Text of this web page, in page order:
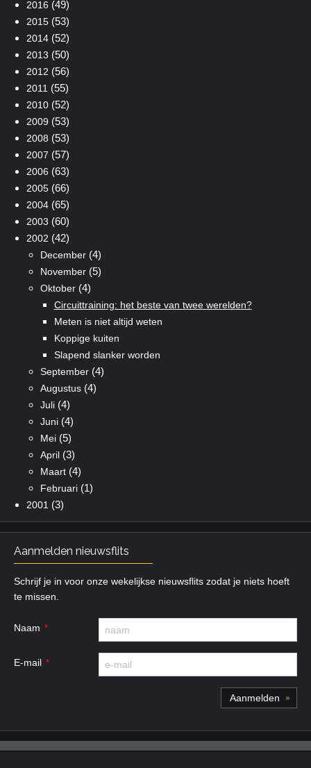
2016 (49)
2015(53)
2014(52)
2013 (50)
2012 (56)
2011 (55)
2010(52)
2009 (53)
2008 (53)
2007 (57)
2006 (63)
2005(66)
2004(65)
2003 (60)
2002 (42)
December(4)
November(5)
Oktober(4)
Circuittraining: het beste van twee werelden?
Meten is niet altijd weten
Koppige kuiten
Slapend slanker worden
September(4)
Augustus(4)
Juli(4)
Juni(4)
Mei(5)
April(3)
Maart(4)
Februari(1)
2001 (3)
Aanmelden nieuwsflits
Schrijf je in voor onze wekelijkse nieuwsflits zodat je niets hoeft
te missen.
Naam
E-mail